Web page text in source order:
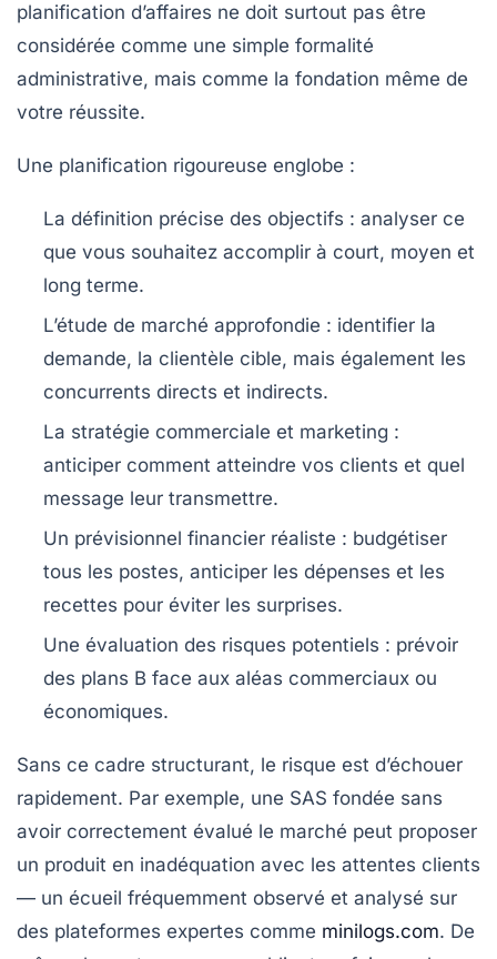
planification d’affaires ne doit surtout pas être
considérée comme une simple formalité
administrative, mais comme la fondation même de
votre réussite.
Une planification rigoureuse englobe :
La définition précise des objectifs : analyser ce
que vous souhaitez accomplir à court, moyen et
long terme.
L’étude de marché approfondie : identifier la
demande, la clientèle cible, mais également les
concurrents directs et indirects.
La stratégie commerciale et marketing :
anticiper comment atteindre vos clients et quel
message leur transmettre.
Un prévisionnel financier réaliste : budgétiser
tous les postes, anticiper les dépenses et les
recettes pour éviter les surprises.
Une évaluation des risques potentiels : prévoir
des plans B face aux aléas commerciaux ou
économiques.
Sans ce cadre structurant, le risque est d’échouer
rapidement. Par exemple, une SAS fondée sans
avoir correctement évalué le marché peut proposer
un produit en inadéquation avec les attentes clients
— un écueil fréquemment observé et analysé sur
des plateformes expertes comme minilogs.com. De